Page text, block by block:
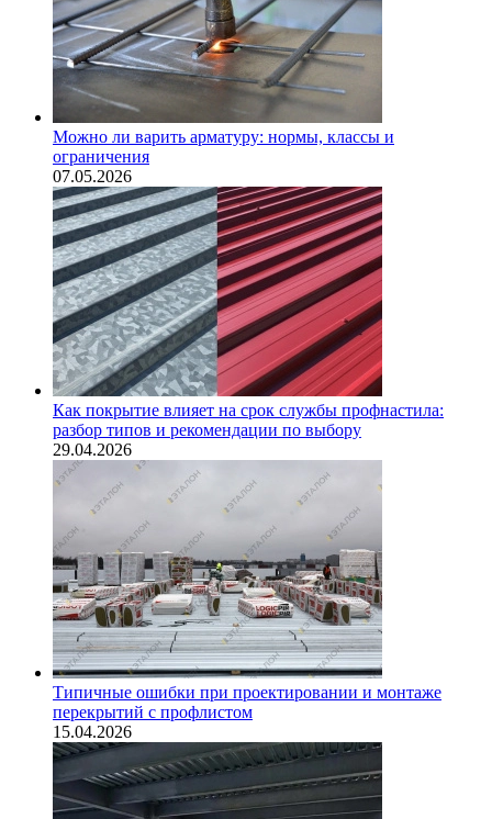
Можно ли варить арматуру: нормы, классы и
ограничения
07.05.2026
Как покрытие влияет на срок службы профнастила:
разбор типов и рекомендации по выбору
29.04.2026
Типичные ошибки при проектировании и монтаже
перекрытий с профлистом
15.04.2026